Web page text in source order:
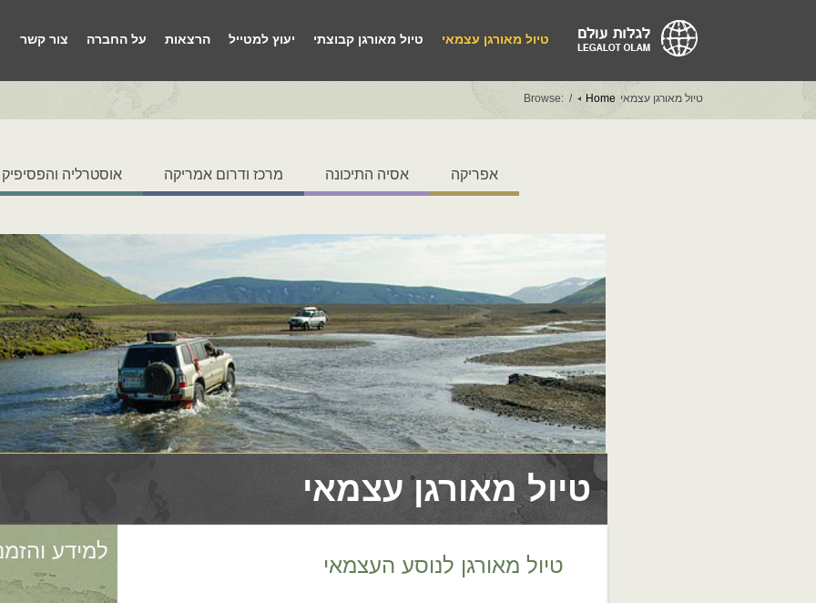
טיול מאורגן עצמאי טיול מאורגן קבוצתי יעוץ למטייל הרצאות על החברה צור קשר
Browse: Home טיול מאורגן עצמאי
אוסטרליה והפסיפיק מרכז ודרום אמריקה אסיה התיכונה אפריקה
טיול מאורגן עצמאי
טיול מאורגן לנוסע העצמאי
למידע